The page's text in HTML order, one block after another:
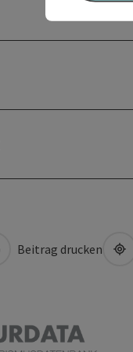
Beitrag drucken